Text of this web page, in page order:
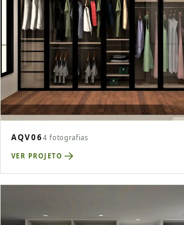
AQV06 4 fotografias
VER PROJETO